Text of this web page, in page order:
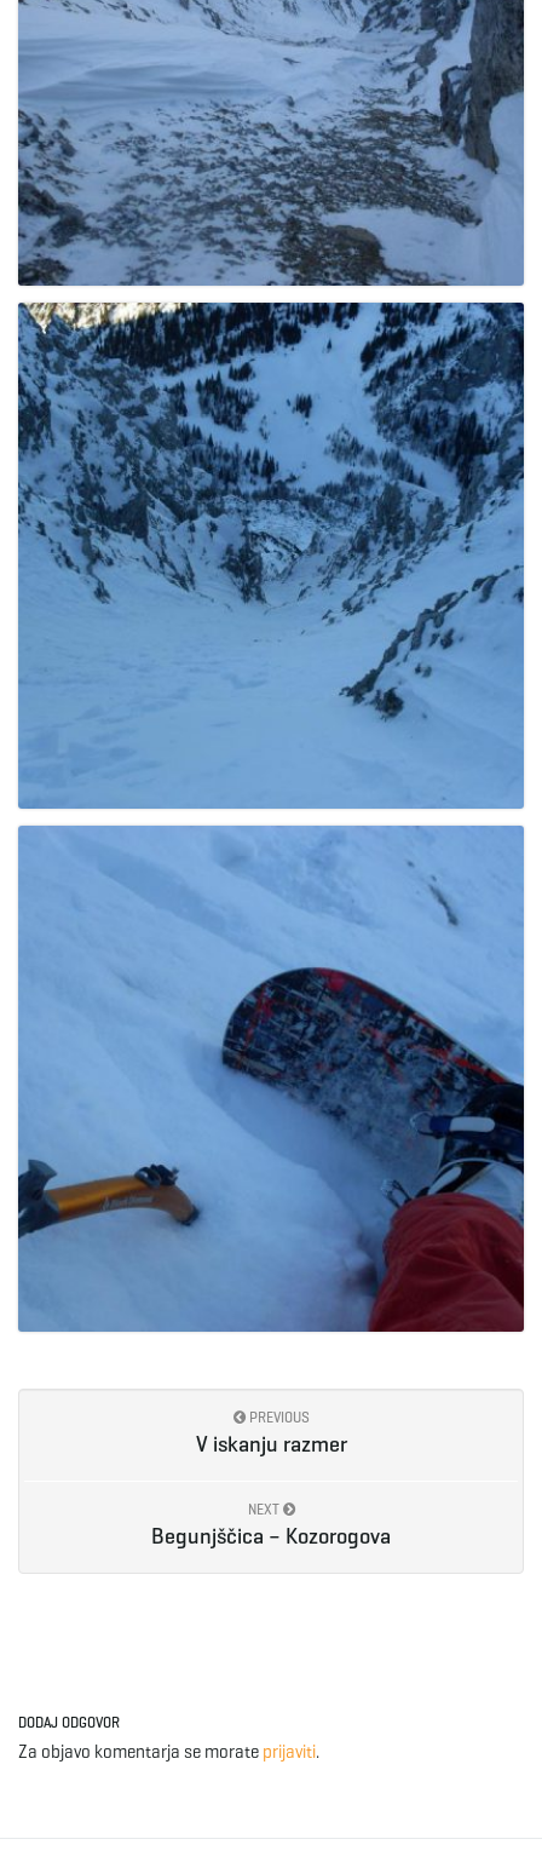
PREVIOUS
V iskanju razmer
NEXT
Begunjščica – Kozorogova
DODAJ ODGOVOR
Za objavo komentarja se morate prijaviti.